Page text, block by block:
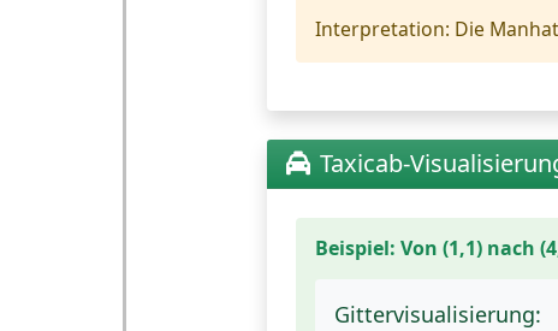
Interpretation: Die
Taxicab-
Beispiel: Von (1,1) nach
Gittervisualisierung: